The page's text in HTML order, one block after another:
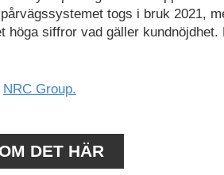
togs i bruk 2021,
höga siffror vad gäller
NRC Group.
DET HÄR